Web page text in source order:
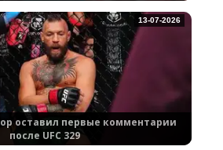
оставил первые комментарии
после UFC 329
13-07-2026